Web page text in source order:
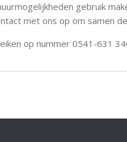
gebruik
met ons op om samen
op nummer 0541-631